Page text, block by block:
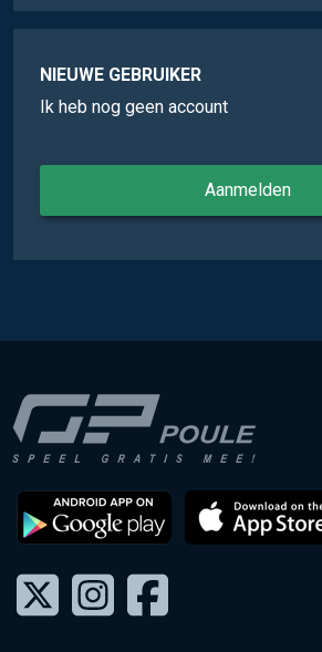
NIEUWE GEBRUIKER
Ik heb nog geen account
Aanmelden